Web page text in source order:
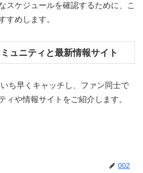
スケジュールを確認するために、こ
すめします。
ュニティと最新情報サイト
ち早くキャッチし、ファン同士で
ィや情報サイトをご紹介します。
002